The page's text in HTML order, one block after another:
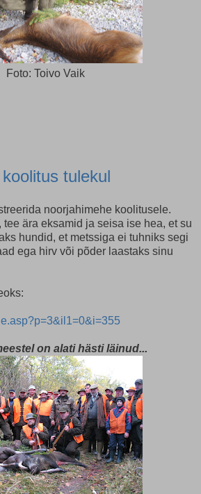
Foto: Toivo Vaik
tulekul
noorjahimehe koolitusele.
ära eksamid ja seisa ise hea, et su
hundid, et metssiga ei tuhniks segi
ega hirv või põder laastaks sinu
on alati hästi läinud...